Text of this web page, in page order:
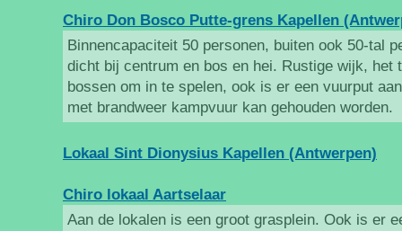
Chiro Don Bosco Putte-grens Kapellen
Binnencapaciteit 50 personen, buiten ook 50-tal
dicht bij centrum en bos en hei. Rustige wijk, het
bossen om in te spelen, ook is er een vuurput
met brandweer kampvuur kan gehouden worden.
Lokaal Sint Dionysius Kapellen (Antwerpen)
Chiro lokaal Aartselaar
Aan de lokalen is een groot grasplein. Ook is er